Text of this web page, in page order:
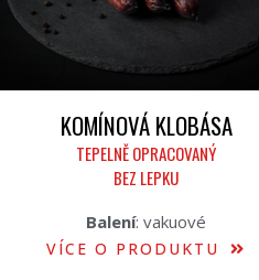
KOMÍNOVÁ KLOBÁSA
TEPELNĚ OPRACOVANÝ
BEZ LEPKU
Balení: vakuové
VÍCE O PRODUKTU